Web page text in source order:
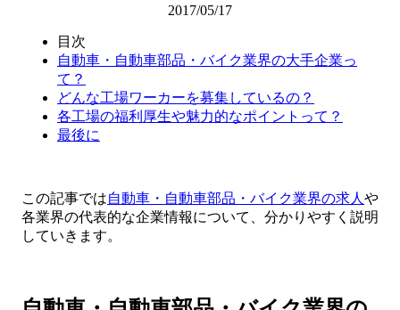
2017/05/17
目次
自動車・自動車部品・バイク業界の大手企業っ
て？
どんな工場ワーカーを募集しているの？
各工場の福利厚生や魅力的なポイントって？
最後に
この記事では自動車・自動車部品・バイク業界の求人 や
各業界の代表的な企業情報について、分かりやすく説明
していきます。